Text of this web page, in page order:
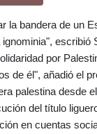
la bandera de un
escribió
por
de él", añadió el
palestina desde
del título
en cuentas